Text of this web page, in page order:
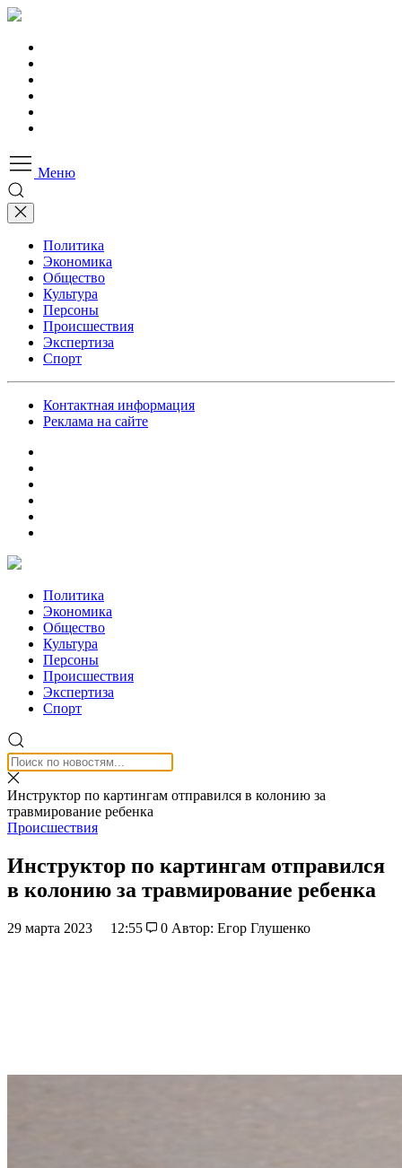
Меню
Политика
Экономика
Общество
Культура
Персоны
Происшествия
Экспертиза
Спорт
Контактная информация
Реклама на сайте
Политика
Экономика
Общество
Культура
Персоны
Происшествия
Экспертиза
Спорт
Инструктор по картингам отправился в колонию за
травмирование ребенка
Происшествия
Инструктор по картингам отправился
в колонию за травмирование ребенка
29 марта 2023 12:55 0 Автор: Егор Глушенко